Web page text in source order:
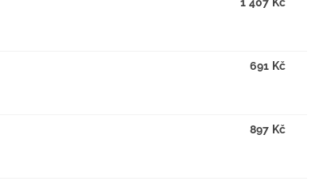
1 407 Kč
691 Kč
897 Kč